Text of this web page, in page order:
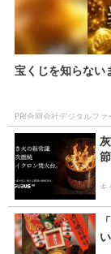
宝くじを知らない
PR(合同会社デジタルファ
キ